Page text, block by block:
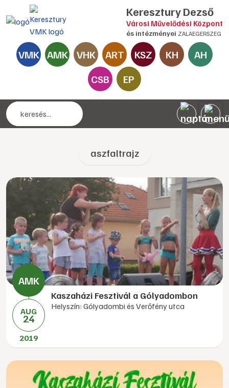
Keresztury Dezső
Városi Művelődési Központ
és intézményei ZALAEGERSZEG
VMK AMK VHK ART KSZ KH
AH
CSB
EP
aszfaltrajz
AUG
24
2019
Kaszaházi Fesztivál a Gólyadombon
Helyszín: Gólyadombi és Verőfény utca